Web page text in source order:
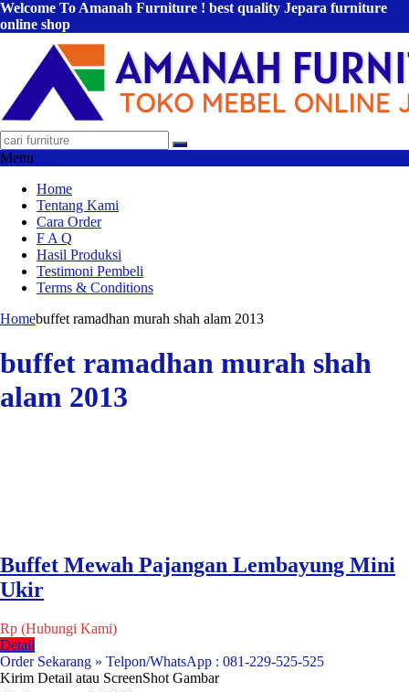
Welcome To Amanah Furniture ! best quality Jepara furniture
online shop
Menu
Home
Tentang Kami
Cara Order
F A Q
Hasil Produksi
Testimoni Pembeli
Terms & Conditions
Homebuffet ramadhan murah shah alam 2013
buffet ramadhan murah shah
alam 2013
Buffet Mewah Pajangan Lembayung Mini
Ukir
Rp (Hubungi Kami)
Detail
Order Sekarang » Telpon/WhatsApp : 081-229-525-525
Kirim Detail atau ScreenShot Gambar